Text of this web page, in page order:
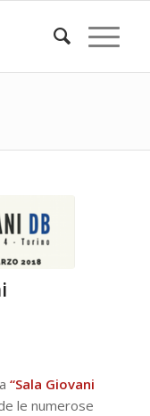
“Sala Giovani
le numerose